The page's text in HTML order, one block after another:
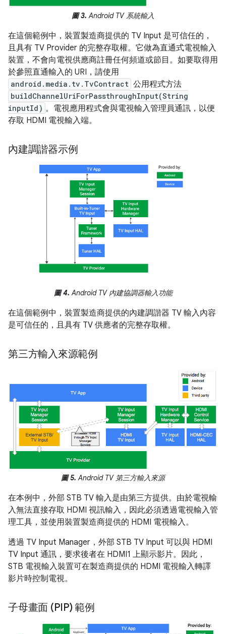
圖 3. Android TV 系統輸入
在這個範例中，裝置製造商提供的 TV Input 是可信任的，
且具有 TV Provider 的完整存取權。它做為直通式電視輸入
裝置，不會向電視供應商註冊任何頻道或節目。如要取得用
於參照直通輸入的 URI，請使用
android.media.tv.TvContract 公用程式方法
buildChannelUriForPassthroughInput(String
inputId) 。電視應用程式會與電視輸入管理員通訊，以便
存取 HDMI 電視輸入端。
內建調諧器示例
圖 4. Android TV 內建協調器輸入功能
在這個範例中，裝置製造商提供的內建調諧器 TV 輸入內容
是可信任的，且具有 TV 供應者的完整存取權。
第三方輸入來源範例
圖 5. Android TV 第三方輸入來源
在本例中，外部 STB TV 輸入是由第三方提供。由於電視輸
入無法直接存取 HDMI 視訊輸入，因此必須透過電視輸入管
理工具，並使用裝置製造商提供的 HDMI 電視輸入。
透過 TV Input Manager，外部 STB TV Input 可以與 HDMI
TV Input 通訊，要求後者在 HDMI1 上顯示影片。因此，
STB 電視輸入裝置可在製造商提供的 HDMI 電視輸入轉譯
影片時控制電視。
子母畫面 (PIP) 範例